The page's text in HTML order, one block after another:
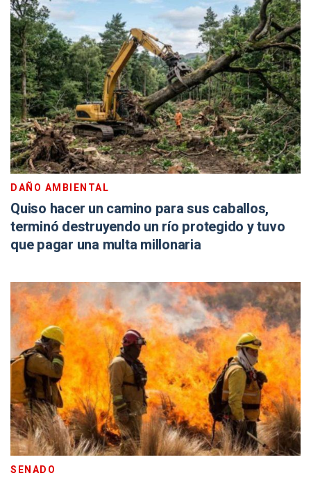
DAÑO AMBIENTAL
Quiso hacer un camino para sus caballos,
terminó destruyendo un río protegido y tuvo
que pagar una multa millonaria
SENADO